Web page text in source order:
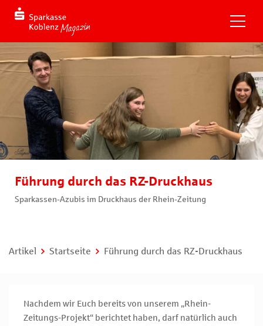
Führung durch das RZ-Druckhaus
Sparkassen-Azubis im Druckhaus der Rhein-Zeitung
Artikel Startseite Führung durch das RZ-Druckhaus
Nachdem wir Euch bereits von unserem „Rhein-
Zeitungs-Projekt“ berichtet haben, darf natürlich auch